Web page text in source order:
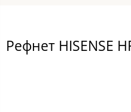
Рефнет HISENSE